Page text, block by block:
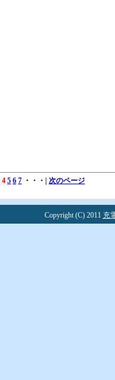
4 5 6 7 ・・・| 次のページ
Copyright (C) 2011 充